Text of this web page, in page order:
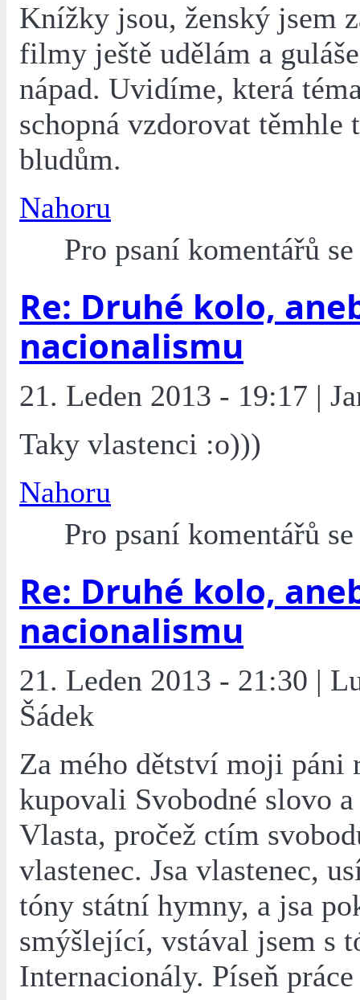
Knížky jsou, ženský jsem
filmy ještě udělám a
nápad. Uvidíme, která
schopná vzdorovat těmhle
bludům.
Nahoru
Pro psaní komentářů
Re: Druhé kolo,
nacionalismu
21. Leden 2013 - 19:17 |
Taky vlastenci :o)))
Nahoru
Pro psaní komentářů
Re: Druhé kolo,
nacionalismu
21. Leden 2013 - 21:30 |
Šádek
Za mého dětství moji páni
kupovali Svobodné slovo a
Vlasta, pročež ctím
vlastenec. Jsa vlastenec,
tóny státní hymny, a jsa
smýšlející, vstával jsem s
Internacionály. Píseň